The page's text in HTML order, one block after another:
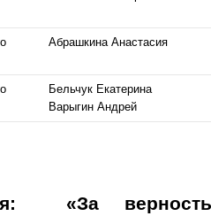
Абрашкина Анастасия
Бельчук Екатерина
Варыгин Андрей
«За верность